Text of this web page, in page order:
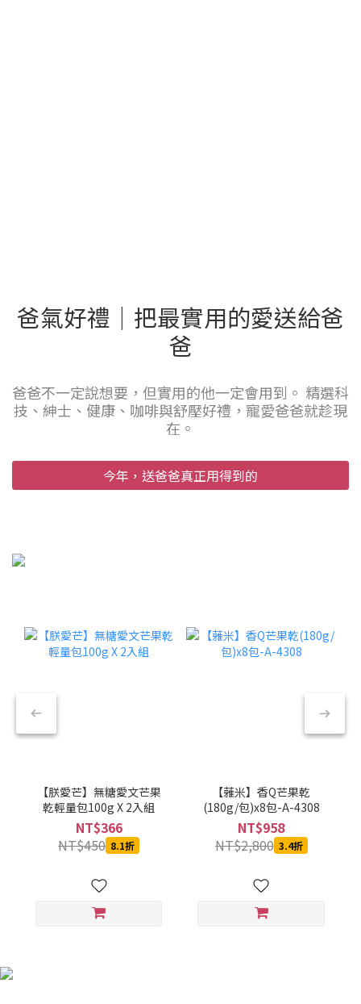
爸氣好禮｜把最實用的愛送給爸
爸
爸爸不一定說想要，但實用的他一定會用到。 精選科
技、紳士、健康、咖啡與舒壓好禮，寵愛爸爸就趁現
在。
今年，送爸爸真正用得到的
【朕愛芒】無糖愛文芒果
乾輕量包100g X 2入組
NT$366
NT$450 8.1折
【蕥米】香Q芒果乾
(180g/包)x8包-A-4308
NT$958
NT$2,800 3.4折